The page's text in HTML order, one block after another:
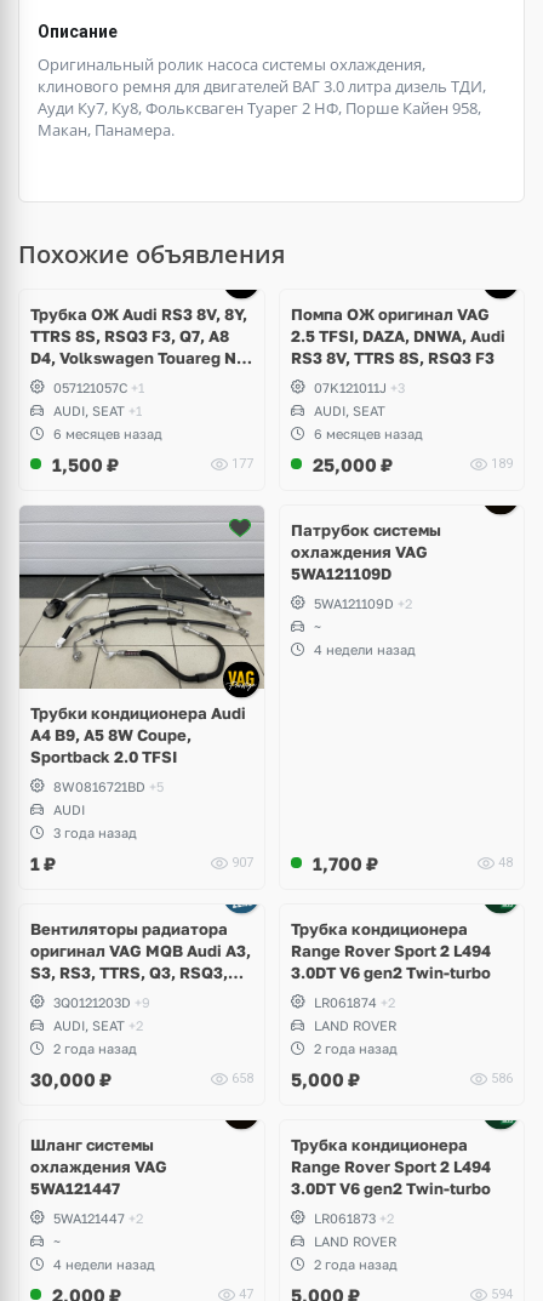
Описание
Оригинальный ролик насоса системы охлаждения,
клинового ремня для двигателей ВАГ 3.0 литра дизель ТДИ,
Ауди Ку7, Ку8, Фольксваген Туарег 2 НФ, Порше Кайен 958,
Макан, Панамера.
Похожие объявления
Трубка ОЖ Audi RS3 8V, 8Y,
TTRS 8S, RSQ3 F3, Q7, A8
D4, Volkswagen Touareg NF,
Seat Formentor Cupra 2.5
TFSI DAZA, DNWA, CZGB
057121057C +1
AUDI, SEAT +1
6 месяцев назад
1,500 ₽ 177
Помпа ОЖ оригинал VAG
2.5 TFSI, DAZA, DNWA, Audi
RS3 8V, TTRS 8S, RSQ3 F3
07K121011J +3
AUDI, SEAT
6 месяцев назад
25,000 ₽ 189
Трубки кондиционера Audi
A4 B9, A5 8W Coupe,
Sportback 2.0 TFSI
8W0816721BD +5
AUDI
3 года назад
1₽ 907
Патрубок системы
охлаждения VAG
5WA121109D
5WA121109D +2
~
4 недели назад
1,700 ₽ 48
Вентиляторы радиатора
оригинал VAG MQB Audi A3,
S3, RS3, TTRS, Q3, RSQ3,
Volkswagen Tiguan 2,
Allspace, Arteon, Passat B8,
Multivan, Transporter T6,
Skoda Kodiaq, Karoq,
Superb
3Q0121203D +9
AUDI, SEAT +2
2 года назад
30,000 ₽ 658
Трубка кондиционера
Range Rover Sport 2 L494
3.0DT V6 gen2 Twin-turbo
LR061874 +2
LAND ROVER
2 года назад
5,000 ₽ 586
Шланг системы
охлаждения VAG
5WA121447
5WA121447 +2
~
4 недели назад
2,000 ₽ 47
Трубка кондиционера
Range Rover Sport 2 L494
3.0DT V6 gen2 Twin-turbo
LR061873 +2
LAND ROVER
2 года назад
5,000 ₽ 594